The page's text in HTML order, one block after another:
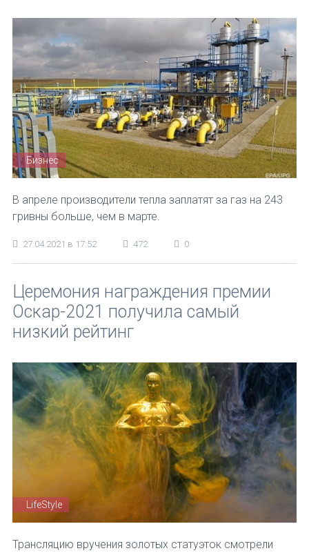
Бизнес
В апреле производители тепла заплатят за газ на 243
гривны больше, чем в марте.
27.04.2021 в 17:52 472 0
Церемония награждения премии
Оскар-2021 получила самый
низкий рейтинг
LifeStyle
Трансляцию вручения золотых статуэток смотрели